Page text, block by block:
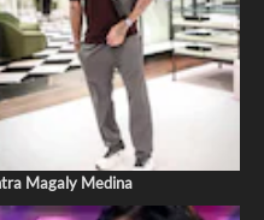
Magaly Medina